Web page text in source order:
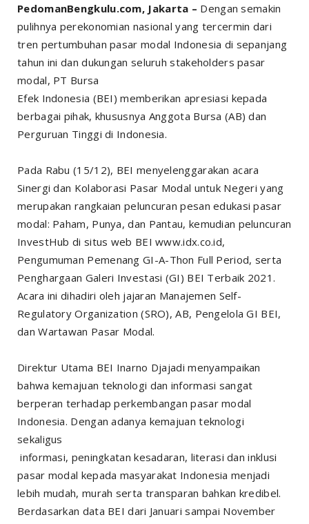
PedomanBengkulu.com, Jakarta – Dengan semakin
pulihnya perekonomian nasional yang tercermin dari
tren pertumbuhan pasar modal Indonesia di sepanjang
tahun ini dan dukungan seluruh stakeholders pasar
modal, PT Bursa
Efek Indonesia (BEI) memberikan apresiasi kepada
berbagai pihak, khususnya Anggota Bursa (AB) dan
Perguruan Tinggi di Indonesia.
Pada Rabu (15/12), BEI menyelenggarakan acara
Sinergi dan Kolaborasi Pasar Modal untuk Negeri yang
merupakan rangkaian peluncuran pesan edukasi pasar
modal: Paham, Punya, dan Pantau, kemudian peluncuran
InvestHub di situs web BEI www.idx.co.id,
Pengumuman Pemenang GI-A-Thon Full Period, serta
Penghargaan Galeri Investasi (GI) BEI Terbaik 2021.
Acara ini dihadiri oleh jajaran Manajemen Self-
Regulatory Organization (SRO), AB, Pengelola GI BEI,
dan Wartawan Pasar Modal.
Direktur Utama BEI Inarno Djajadi menyampaikan
bahwa kemajuan teknologi dan informasi sangat
berperan terhadap perkembangan pasar modal
Indonesia. Dengan adanya kemajuan teknologi
sekaligus
informasi, peningkatan kesadaran, literasi dan inklusi
pasar modal kepada masyarakat Indonesia menjadi
lebih mudah, murah serta transparan bahkan kredibel.
Berdasarkan data BEI dari Januari sampai November